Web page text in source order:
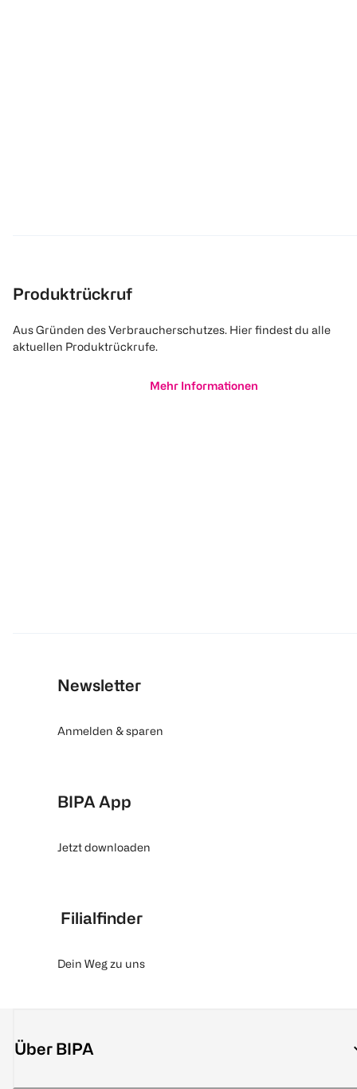
Produktrückruf
Aus Gründen des Verbraucherschutzes. Hier findest du alle
aktuellen Produktrückrufe.
Mehr Informationen
Newsletter
Anmelden & sparen
BIPA App
Jetzt downloaden
Filialfinder
Dein Weg zu uns
Über BIPA